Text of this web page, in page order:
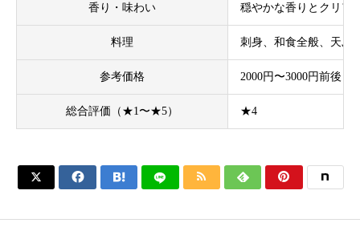
香り・味わい 穏やかな香りとクリア
料理 刺身、和食全般、天ぷ
参考価格 2000円〜3000円前後
総合評価（★1〜★5） ★4
     